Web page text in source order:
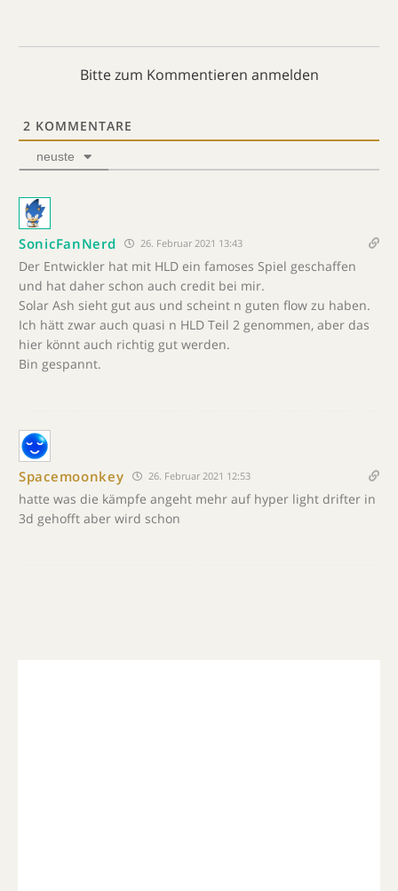
Bitte zum Kommentieren anmelden
2 KOMMENTARE
neuste
SonicFanNerd 26. Februar 2021 13:43
Der Entwickler hat mit HLD ein famoses Spiel geschaffen
und hat daher schon auch credit bei mir.
Solar Ash sieht gut aus und scheint n guten flow zu haben.
Ich hätt zwar auch quasi n HLD Teil 2 genommen, aber das
hier könnt auch richtig gut werden.
Bin gespannt.
Spacemoonkey 26. Februar 2021 12:53
hatte was die kämpfe angeht mehr auf hyper light drifter in
3d gehofft aber wird schon